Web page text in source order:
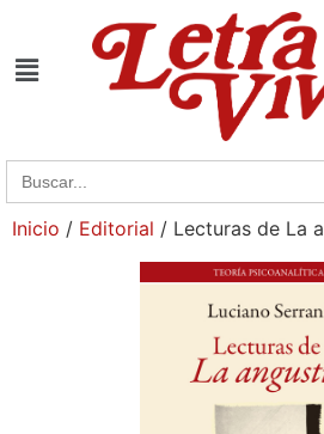
Search
for:
Inicio / Editorial / Lecturas de La